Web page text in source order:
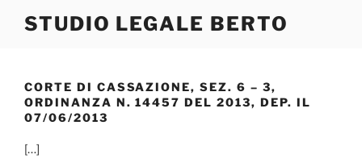
STUDIO LEGALE BERTO
CORTE DI CASSAZIONE, SEZ. 6 – 3,
ORDINANZA N. 14457 DEL 2013, DEP. IL
07/06/2013
[…]